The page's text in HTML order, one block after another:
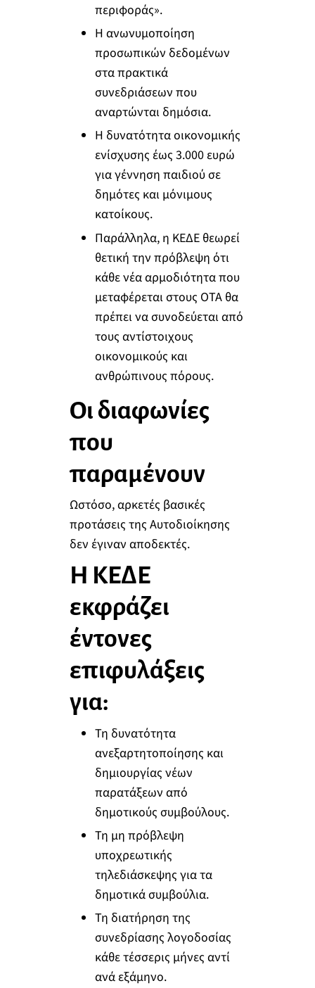
περιφοράς».
Η ανωνυμοποίηση
προσωπικών δεδομένων
στα πρακτικά
συνεδριάσεων που
αναρτώνται δημόσια.
Η δυνατότητα οικονομικής
ενίσχυσης έως 3.000 ευρώ
για γέννηση παιδιού σε
δημότες και μόνιμους
κατοίκους.
Παράλληλα, η ΚΕΔΕ θεωρεί
θετική την πρόβλεψη ότι
κάθε νέα αρμοδιότητα που
μεταφέρεται στους ΟΤΑ θα
πρέπει να συνοδεύεται από
τους αντίστοιχους
οικονομικούς και
ανθρώπινους πόρους.
Οι διαφωνίες
που
παραμένουν
Ωστόσο, αρκετές βασικές
προτάσεις της Αυτοδιοίκησης
δεν έγιναν αποδεκτές.
Η ΚΕΔΕ
εκφράζει
έντονες
επιφυλάξεις
για:
Τη δυνατότητα
ανεξαρτητοποίησης και
δημιουργίας νέων
παρατάξεων από
δημοτικούς συμβούλους.
Τη μη πρόβλεψη
υποχρεωτικής
τηλεδιάσκεψης για τα
δημοτικά συμβούλια.
Τη διατήρηση της
συνεδρίασης λογοδοσίας
κάθε τέσσερις μήνες αντί
ανά εξάμηνο.